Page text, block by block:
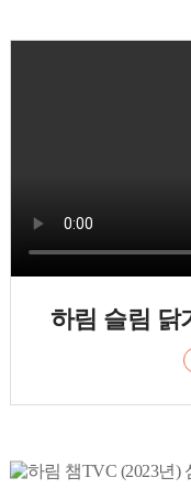
하림 슬림 닭